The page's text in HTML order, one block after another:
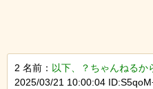
2 名前： 以下、？ちゃんねるか
2025/03/21 10:00:04